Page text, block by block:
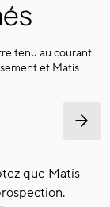
tenu au courant
et Matis.
que Matis